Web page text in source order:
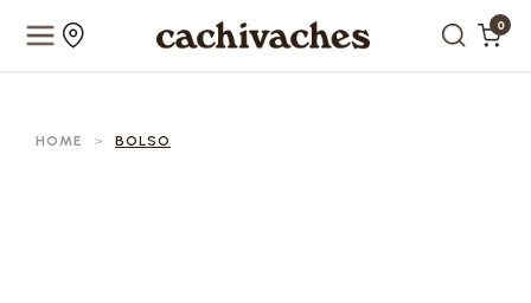
0
HOME > BOLSO